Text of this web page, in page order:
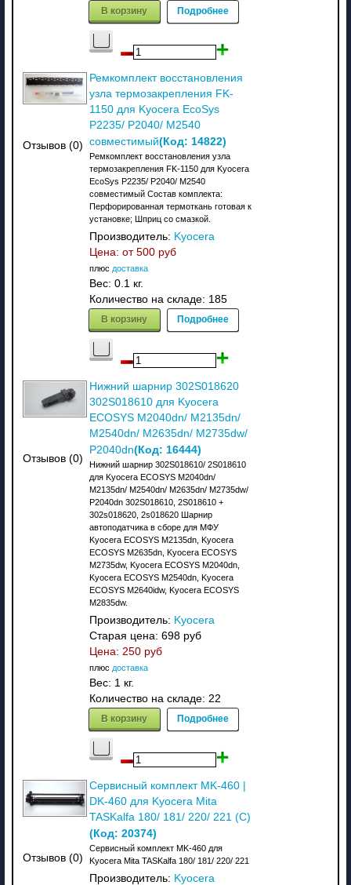
В корзину Подробнее
Отзывов (0)
Ремкомплект восстановления
узла термозакрепления FK-
1150 для Kyocera EcoSys
P2235/ P2040/ M2540
совместимый(Код: 14822)
Ремкомплект восстановления узла
термозакрепления FK-1150 для Kyocera
EcoSys P2235/ P2040/ M2540
совместимый Состав комплекта:
Перфорированная термоткань готовая к
установке; Шприц со смазкой.
Производитель: Kyocera
Цена: от 500 руб
плюс доставка
Вес: 0.1 кг.
Количество на складе: 185
В корзину Подробнее
Отзывов (0)
Нижний шарнир 302S018620
302S018610 для Kyocera
ECOSYS M2040dn/ M2135dn/
M2540dn/ M2635dn/ M2735dw/
P2040dn(Код: 16444)
Нижний шарнир 302S018610/ 2S018610
для Kyocera ECOSYS M2040dn/
M2135dn/ M2540dn/ M2635dn/ M2735dw/
P2040dn 302S018610, 2S018610 +
302s018620, 2s018620 Шарнир
автоподатчика в сборе для МФУ
Kyocera ECOSYS M2135dn, Kyocera
ECOSYS M2635dn, Kyocera ECOSYS
M2735dw, Kyocera ECOSYS M2040dn,
Kyocera ECOSYS M2540dn, Kyocera
ECOSYS M2640idw, Kyocera ECOSYS
M2835dw.
Производитель: Kyocera
Старая цена: 698 руб
Цена: 250 руб
плюс доставка
Вес: 1 кг.
Количество на складе: 22
В корзину Подробнее
Отзывов (0)
Сервисный комплект MK-460 |
DK-460 для Kyocera Mita
TASKalfa 180/ 181/ 220/ 221 (C)
(Код: 20374)
Сервисный комплект MK-460 для
Kyocera Mita TASKalfa 180/ 181/ 220/ 221
Производитель: Kyocera